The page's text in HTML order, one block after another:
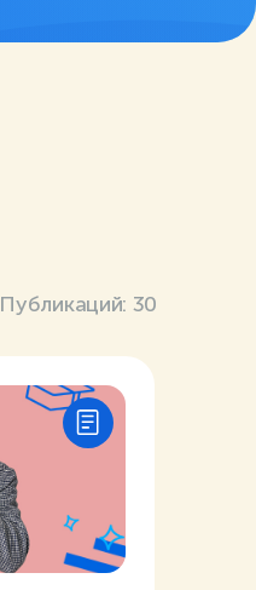
Публикаций: 30